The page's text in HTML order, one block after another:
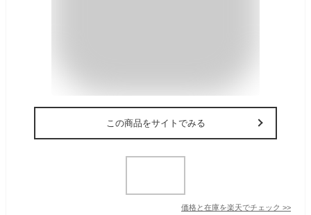
この商品をサイトでみる
価格と在庫を楽天でチェック >>